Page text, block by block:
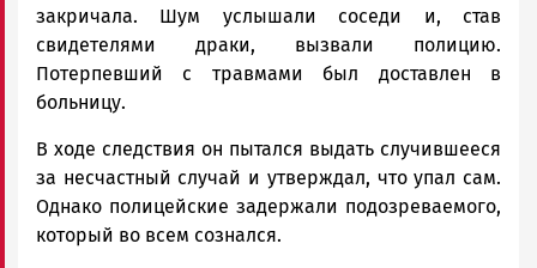
закричала. Шум услышали соседи и, став
свидетелями драки, вызвали полицию.
Потерпевший с травмами был доставлен в
больницу.
В ходе следствия он пытался выдать случившееся
за несчастный случай и утверждал, что упал сам.
Однако полицейские задержали подозреваемого,
который во всем сознался.